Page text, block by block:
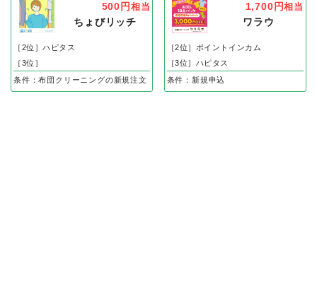
500円 相当
ちょびリッチ
［2位］ハピタス
［3位］
条件：布団クリーニングの新規注文
1,700円相当
ワラウ
［2位］ポイントインカム
［3位］ハピタス
条件：新規申込